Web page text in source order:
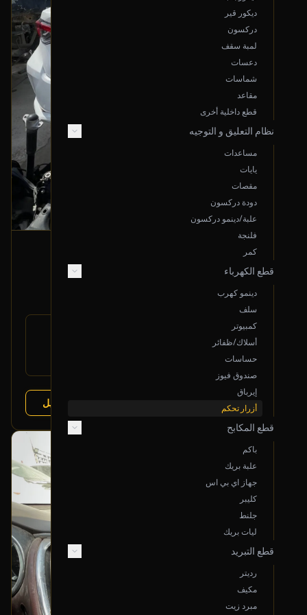
ديكور قير
دركسون
لمبة سقف
دعسات
شماسات
مقاعد
قطع داخلية أخرى
نظام التعليق و التوجيه
مساعدات
يايات
مقصات
دودة دركسون
علبة/دينمو دركسون
فلنجة
كمر
قطع الكهرباء
دينمو كهرب
سلف
كمبيوتر
أسلاك/ظفائر
حساسات
صندوق فيوز
إيرباق
أزرار تحكم
قطع المكابح
باكم
علبة بريك
جهاز اي بي اس
كليبر
جلنط
ليات بريك
قطع التبريد
رديتر
مكيف
مبرد زيت
سويتش كنترول المكيف
2022 تويوتا كورولا
800
القطعة:
يتوافق مع:
تويوتا كورولا 2019-2024
البائع:رواد النهضة عرض التفاصيل
بحالة ممتازة
أصلي